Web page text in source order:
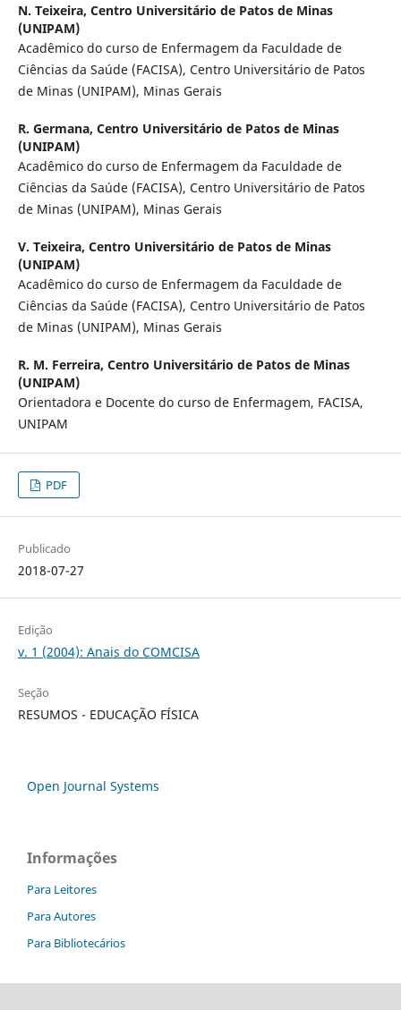
N. Teixeira, Centro Universitário de Patos de Minas
(UNIPAM)
Acadêmico do curso de Enfermagem da Faculdade de
Ciências da Saúde (FACISA), Centro Universitário de Patos
de Minas (UNIPAM), Minas Gerais
R. Germana, Centro Universitário de Patos de Minas
(UNIPAM)
Acadêmico do curso de Enfermagem da Faculdade de
Ciências da Saúde (FACISA), Centro Universitário de Patos
de Minas (UNIPAM), Minas Gerais
V. Teixeira, Centro Universitário de Patos de Minas
(UNIPAM)
Acadêmico do curso de Enfermagem da Faculdade de
Ciências da Saúde (FACISA), Centro Universitário de Patos
de Minas (UNIPAM), Minas Gerais
R. M. Ferreira, Centro Universitário de Patos de Minas
(UNIPAM)
Orientadora e Docente do curso de Enfermagem, FACISA,
UNIPAM
PDF
Publicado
2018-07-27
Edição
v. 1 (2004): Anais do COMCISA
Seção
RESUMOS - EDUCAÇÃO FÍSICA
Open Journal Systems
Informações
Para Leitores
Para Autores
Para Bibliotecários